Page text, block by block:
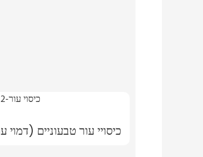
כיסויי עור טבעוניים (דמוי